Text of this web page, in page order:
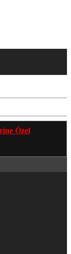
Katılmak İçin